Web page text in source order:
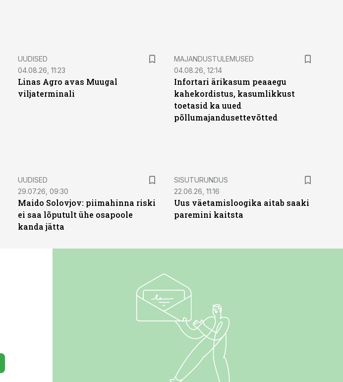
UUDISED
04.08.26, 11:23
Linas Agro avas Muugal
viljaterminali
MAJANDUSTULEMUSED
04.08.26, 12:14
Infortari ärikasum peaaegu
kahekordistus, kasumlikkust
toetasid ka uued
põllumajandusettevõtted
UUDISED
29.07.26, 09:30
Maido Solovjov: piimahinna riski
ei saa lõputult ühe osapoole
kanda jätta
ST
SISUTURUNDUS
22.06.26, 11:16
Uus väetamisloogika aitab saaki
paremini kaitsta